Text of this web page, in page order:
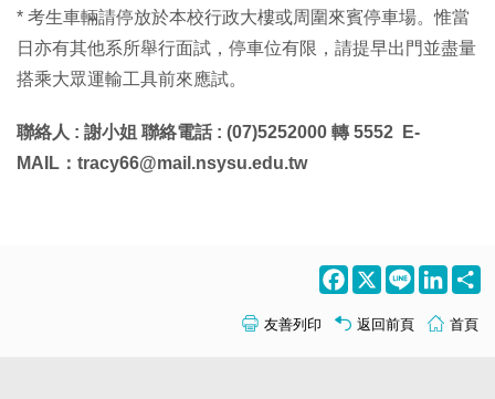
* 考生車輛請停放於本校行政大樓或周圍來賓停車場。惟當
日亦有其他系所舉行面試，停車位有限，請提早出門並盡量
搭乘大眾運輸工具前來應試。
聯絡人 : 謝小姐 聯絡電話 : (07)5252000 轉 5552 E-
MAIL：tracy66@mail.nsysu.edu.tw
Facebook
X Line
友善列印 返回前頁 首頁